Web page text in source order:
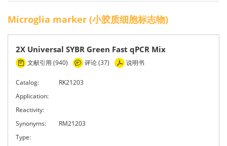
Microglia marker (小胶质细胞标志物)
2X Universal SYBR Green Fast qPCR Mix
文献引用 (940) 评论 (37) 说明书
Catalog:
RK21203
Application:
Reactivity:
Synonyms:
RM21203
Type: